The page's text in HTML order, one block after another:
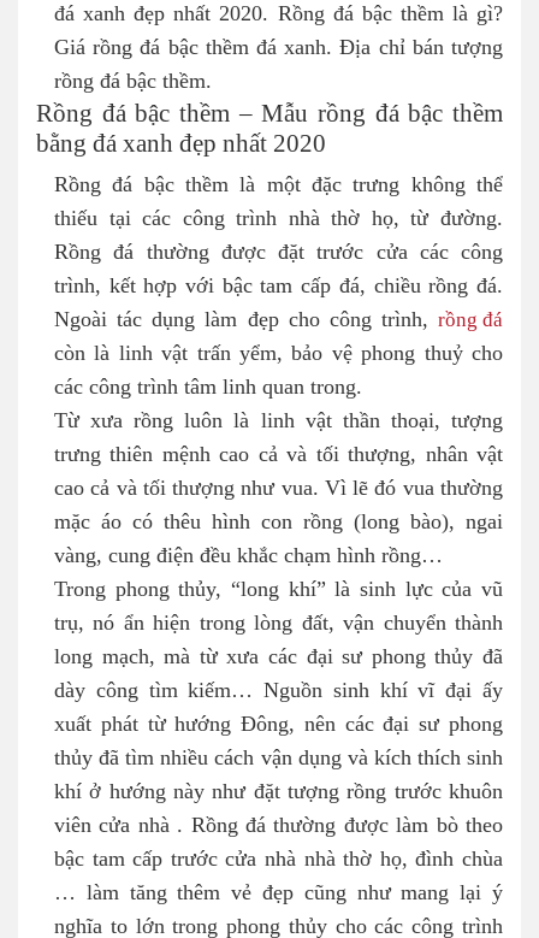
đá xanh đẹp nhất 2020. Rồng đá bậc thềm là gì?
Giá rồng đá bậc thềm đá xanh. Địa chỉ bán tượng
rồng đá bậc thềm.
Rồng đá bậc thềm – Mẫu rồng đá bậc thềm
bằng đá xanh đẹp nhất 2020
Rồng đá bậc thềm là một đặc trưng không thể
thiếu tại các công trình nhà thờ họ, từ đường.
Rồng đá thường được đặt trước cửa các công
trình, kết hợp với bậc tam cấp đá, chiều rồng đá.
Ngoài tác dụng làm đẹp cho công trình, rồng đá
còn là linh vật trấn yểm, bảo vệ phong thuỷ cho
các công trình tâm linh quan trong.
Từ xưa rồng luôn là linh vật thần thoại, tượng
trưng thiên mệnh cao cả và tối thượng, nhân vật
cao cả và tối thượng như vua. Vì lẽ đó vua thường
mặc áo có thêu hình con rồng (long bào), ngai
vàng, cung điện đều khắc chạm hình rồng…
Trong phong thủy, “long khí” là sinh lực của vũ
trụ, nó ẩn hiện trong lòng đất, vận chuyển thành
long mạch, mà từ xưa các đại sư phong thủy đã
dày công tìm kiếm… Nguồn sinh khí vĩ đại ấy
xuất phát từ hướng Đông, nên các đại sư phong
thủy đã tìm nhiều cách vận dụng và kích thích sinh
khí ở hướng này như đặt tượng rồng trước khuôn
viên cửa nhà . Rồng đá thường được làm bò theo
bậc tam cấp trước cửa nhà nhà thờ họ, đình chùa
… làm tăng thêm vẻ đẹp cũng như mang lại ý
nghĩa to lớn trong phong thủy cho các công trình